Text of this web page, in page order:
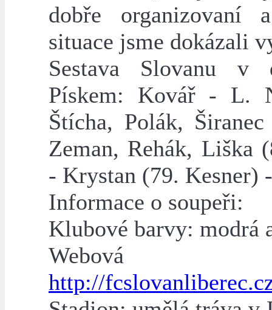
dobře organizovaní
situace jsme dokázali
Sestava Slovanu v
Pískem: Kovář - L.
Štícha, Polák,
Zeman, Rehák, Liška
- Krystan (79. Kesner)
Informace o soupeři:
Klubové barvy: modrá
Webová
http://